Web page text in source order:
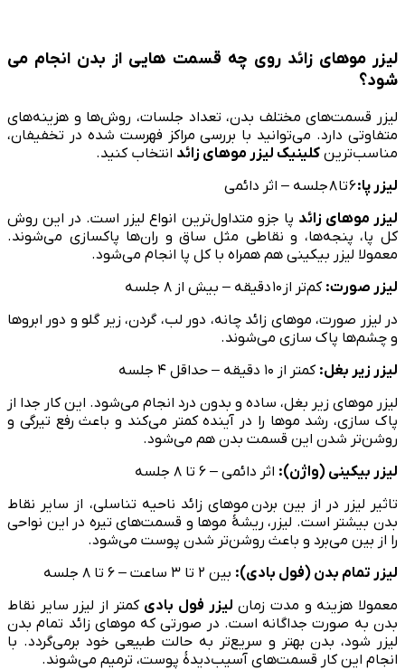
لیزر موهای زائد روی چه قسمت هایی از بدن انجام می
‌شود؟
لیزر قسمت‌های مختلف بدن، تعداد جلسات، روش‌ها و هزینه‌های
متفاوتی دارد. می‌توانید با بررسی مراکز فهرست شده در تخفیفان،
مناسب‌ترین کلینیک لیزر موهای زائد انتخاب کنید.
لیزر پا:۶تا۸جلسه – اثر دائمی
لیزر موهای زائد پا جزو متداول‌ترین انواع لیزر است. در این روش
کل پا، پنجه‌ها، و نقاطی مثل ساق و ران‌ها پاکسازی می‌شوند.
معمولا لیزر بیکینی هم همراه با کل پا انجام می‌شود.
لیزر صورت: کم‌تر از ۱۰دقیقه – بیش از ۸ جلسه
در لیزر صورت، موهای زائد چانه، دور لب، گردن، زیر گلو و دور ابروها
و چشم‌ها پاک سازی می‌شوند.
لیزر زیر بغل: کمتر از ۱۰ دقیقه – حداقل ۴ جلسه
لیزر موهای زیر بغل، ساده و بدون درد انجام می‌شود. این کار جدا از
پاک سازی، رشد موها را در آینده کمتر می‌کند و باعث رفع تیرگی و
روشن‌تر شدن این قسمت بدن هم می‌شود.
لیزر بیکینی (واژن): اثر دائمی – ۶ تا ۸ جلسه
تاثیر لیزر در از بین بردن موهای زائد ناحیه تناسلی، از سایر نقاط
بدن بیشتر است. لیزر، ریشهٔ موها و قسمت‌های تیره در این نواحی
را از بین می‌برد و باعث روشن‌تر شدن پوست می‌شود.
لیزر تمام بدن (فول بادی):‌ بین ۲ تا ۳ ساعت – ۶ تا ۸ جلسه
معمولا هزینه و مدت زمان لیزر فول بادی کمتر از لیزر سایر نقاط
بدن به صورت جداگانه است. در صورتی که موهای زائد تمام بدن
لیزر شود، بدن بهتر و سریع‌تر به حالت طبیعی خود برمی‌گردد. با
انجام این کار قسمت‌های آسیب‌دیدهٔ پوست، ترمیم می‌شوند.